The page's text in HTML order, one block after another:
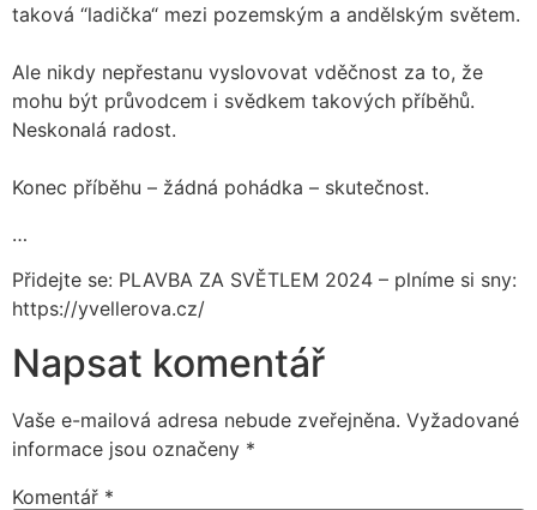
taková “ladička“ mezi pozemským a andělským světem.
Ale nikdy nepřestanu vyslovovat vděčnost za to, že
mohu být průvodcem i svědkem takových příběhů.
Neskonalá radost.
Konec příběhu – žádná pohádka – skutečnost.
…
Přidejte se: PLAVBA ZA SVĚTLEM 2024 – plníme si sny:
https://yvellerova.cz/
Napsat komentář
Vaše e-mailová adresa nebude zveřejněna. Vyžadované
informace jsou označeny *
Komentář *